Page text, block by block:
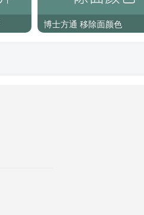
博士方通 移除面颜色